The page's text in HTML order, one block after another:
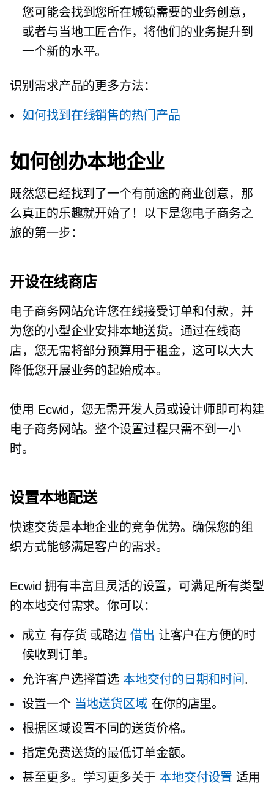
您可能会找到您所在城镇需要的业务创意，
或者与当地工匠合作，将他们的业务提升到
一个新的水平。
识别需求产品的更多方法：
如何找到在线销售的热门产品
如何创办本地企业
既然您已经找到了一个有前途的商业创意，那
么真正的乐趣就开始了！以下是您电子商务之
旅的第一步：
开设在线商店
电子商务网站允许您在线接受订单和付款，并
为您的小型企业安排本地送货。通过在线商
店，您无需将部分预算用于租金，这可以大大
降低您开展业务的起始成本。
使用 Ecwid，您无需开发人员或设计师即可构建
电子商务网站。整个设置过程只需不到一小
时。
设置本地配送
快速交货是本地企业的竞争优势。确保您的组
织方式能够满足客户的需求。
Ecwid 拥有丰富且灵活的设置，可满足所有类型
的本地交付需求。你可以：
成立 有存货 或路边 借出 让客户在方便的时
候收到订单。
允许客户选择首选 本地交付的日期和时间 .
设置一个 当地送货区域在你的店里。
根据区域设置不同的送货价格。
指定免费送货的最低订单金额。
甚至更多。学习更多关于 本地交付设置 适用